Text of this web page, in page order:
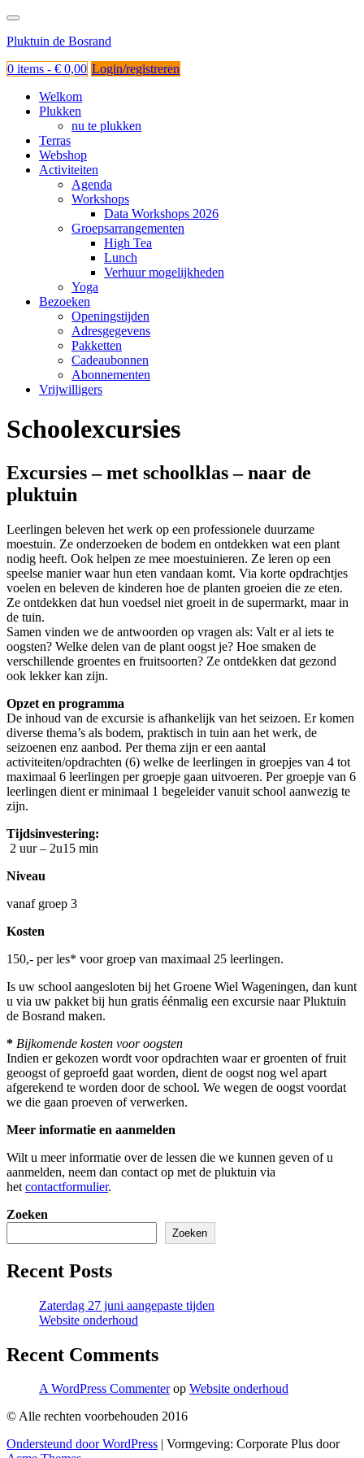
Ga
de
Pluktuin de Bosrand
0 items - € 0,00 Login/registreren
Welkom
Plukken
nu te plukken
Terras
Webshop
Activiteiten
Agenda
Workshops
Data Workshops 2026
Groepsarrangementen
High Tea
Lunch
Verhuur mogelijkheden
Yoga
Bezoeken
Openingstijden
Adresgegevens
Pakketten
Cadeaubonnen
Abonnementen
Vrijwilligers
Schoolexcursies
Excursies – met schoolklas – naar de
pluktuin
Leerlingen beleven het werk op een professionele duurzame
moestuin. Ze onderzoeken de bodem en ontdekken wat een plant
nodig heeft. Ook helpen ze mee moestuinieren. Ze leren op een
speelse manier waar hun eten vandaan komt. Via korte opdrachtjes
voelen en beleven de kinderen hoe de planten groeien die ze eten.
Ze ontdekken dat hun voedsel niet groeit in de supermarkt, maar in
de tuin.
Samen vinden we de antwoorden op vragen als: Valt er al iets te
oogsten? Welke delen van de plant oogst je? Hoe smaken de
verschillende groentes en fruitsoorten? Ze ontdekken dat gezond
ook lekker kan zijn.
Opzet en programma
De inhoud van de excursie is afhankelijk van het seizoen. Er komen
diverse thema’s als bodem, praktisch in tuin aan het werk, de
seizoenen enz aanbod. Per thema zijn er een aantal
activiteiten/opdrachten (6) welke de leerlingen in groepjes van 4 tot
maximaal 6 leerlingen per groepje gaan uitvoeren. Per groepje van 6
leerlingen dient er minimaal 1 begeleider vanuit school aanwezig te
zijn.
Tijdsinvestering:
2 uur – 2u15 min
Niveau
vanaf groep 3
Kosten
150,- per les* voor groep van maximaal 25 leerlingen.
Is uw school aangesloten bij het Groene Wiel Wageningen, dan kunt
u via uw pakket bij hun gratis éénmalig een excursie naar Pluktuin
de Bosrand maken.
* Bijkomende kosten voor oogsten
Indien er gekozen wordt voor opdrachten waar er groenten of fruit
geoogst of geproefd gaat worden, dient de oogst nog wel apart
afgerekend te worden door de school. We wegen de oogst voordat
we die gaan proeven of verwerken.
Meer informatie en aanmelden
Wilt u meer informatie over de lessen die we kunnen geven of u
aanmelden, neem dan contact op met de pluktuin via
het contactformulier.
Zoeken
Zoeken
Recent Posts
Zaterdag 27 juni aangepaste tijden
Website onderhoud
Recent Comments
A WordPress Commenterop Website onderhoud
© Alle rechten voorbehouden 2016
Ondersteund door WordPress | Vormgeving: Corporate Plus door